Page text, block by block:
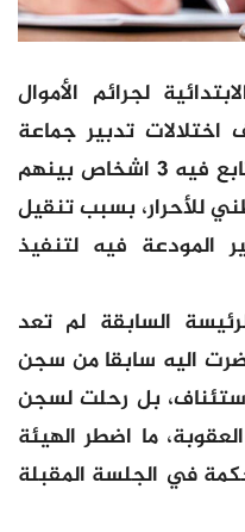
لجرائم الأموال
تدبير جماعة
أهل سيدي لحسن بصفرو، المتابع فيه 3 اشخاص بينهم
للأحرار، بسبب تنقيل
المودعة فيه لتنفيذ
السابقة لم تعد
اليه سابقا من سجن
بل رحلت لسجن
ما اضطر الهيئة
في الجلسة المقبلة